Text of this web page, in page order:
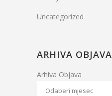
Uncategorized
ARHIVA OBJAVA
Arhiva Objava